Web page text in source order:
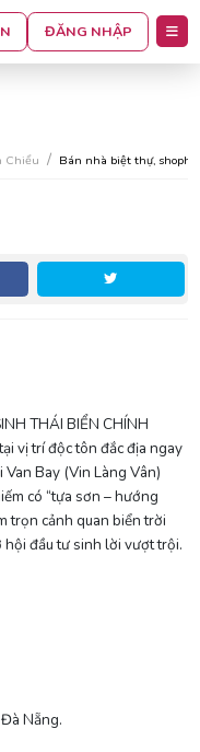
ĐĂNG NHẬP
bay- địa thế vô
Chiểu Bán nhà biệt thự,
THÁI BIỂN CHÍNH
vị trí độc tôn đắc địa ngay
Bay (Vin Làng Vân)
có “tựa sơn – hướng
trọn cảnh quan biển trời
đầu tư sinh lời vượt trội.
Nẵng.